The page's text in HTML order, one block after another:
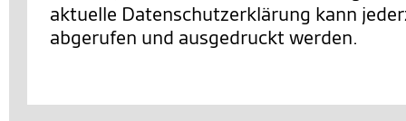
aktuelle Datenschutzerklärung kann
abgerufen und ausgedruckt werden.